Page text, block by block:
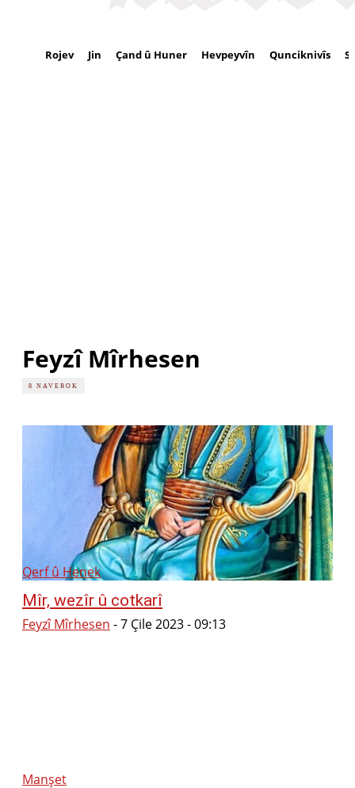
Rojev Jin Çand û Huner Hevpeyvîn Qunciknivîs
Feyzî Mîrhesen
8 NAVEROK
Qerf û Henek
Mîr, wezîr û cotkarî
Feyzî Mîrhesen -7 Çile 2023 - 09:13
Manşet